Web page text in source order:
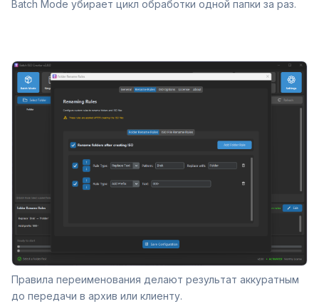
Batch Mode убирает цикл обработки одной папки за раз.
Правила переименования делают результат аккуратным
до передачи в архив или клиенту.